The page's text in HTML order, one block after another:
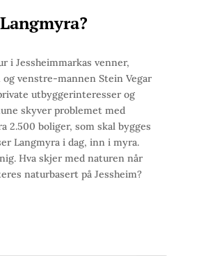
i Jessheimmarkas venner,
venstre-mannen Stein Vegar
utbyggerinteresser og
skyver problemet med
2.500 boliger, som skal bygges
Langmyra i dag, inn i myra.
Hva skjer med naturen når
naturbasert på Jessheim?